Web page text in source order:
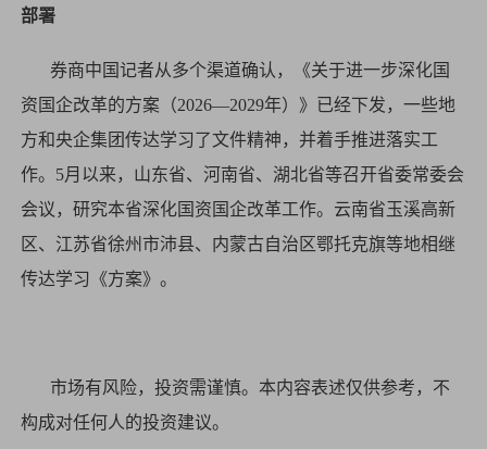
部署
券商中国记者从多个渠道确认，《关于进一步深化国
资国企改革的方案（2026—2029年）》已经下发，一些地
方和央企集团传达学习了文件精神，并着手推进落实工
作。5月以来，山东省、河南省、湖北省等召开省委常委会
会议，研究本省深化国资国企改革工作。云南省玉溪高新
区、江苏省徐州市沛县、内蒙古自治区鄂托克旗等地相继
传达学习《方案》。
市场有风险，投资需谨慎。本内容表述仅供参考，不
构成对任何人的投资建议。